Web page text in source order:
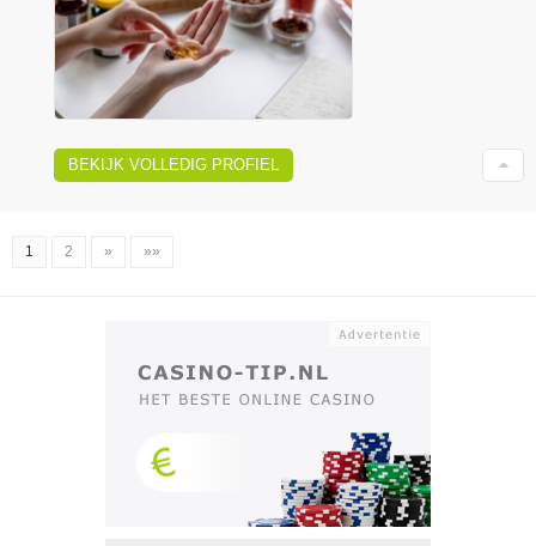
BEKIJK VOLLEDIG PROFIEL
1 2 » »»